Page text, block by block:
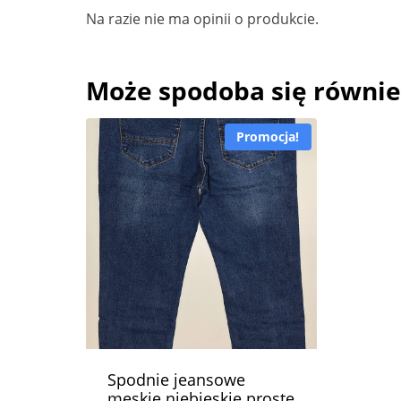
Na razie nie ma opinii o produkcie.
Może spodoba się
Promocja!
Spodnie jeansowe